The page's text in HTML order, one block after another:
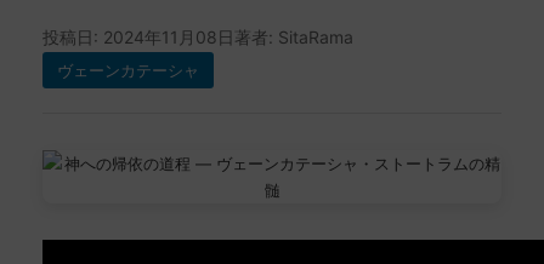
投稿日: 2024年11月08日著者: SitaRama
ヴェーンカテーシャ